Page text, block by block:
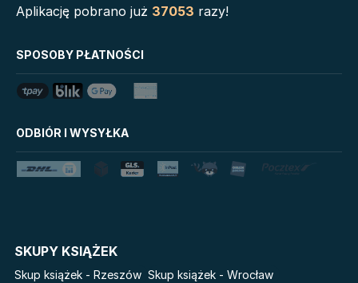
Grzeszni Miliarderzy
Uniwersum Reina Roja
Królestwo kłamstw
Lato
Tim Marshall on
Star Wars Darth Vader
Pamiętniki Wampirów
Światy Pilipiuka
Aplikację pobrano już 37053 razy!
SPOSOBY PŁATNOŚCI
ODBIÓR I WYSYŁKA
SKUPY KSIĄŻEK
Skup książek - Rzeszów Skup książek - Wrocław